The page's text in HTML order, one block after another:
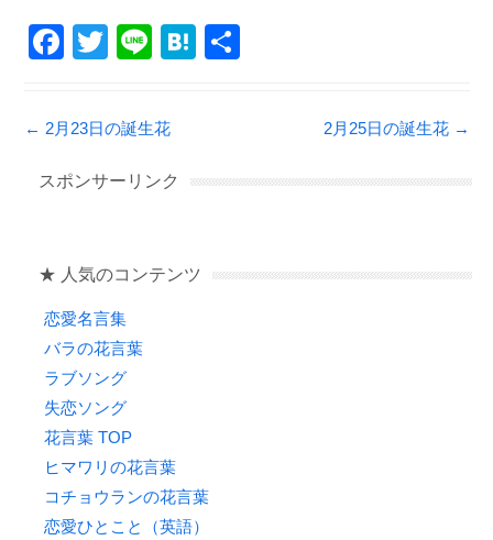
F
c
e
b
k
T
tt
er
Li
e
H
Post navigation
← 2月23日の誕生花 2月25日の誕生花 →
スポンサーリンク
★ 人気のコンテンツ
恋愛名言集
バラの花言葉
ラブソング
失恋ソング
花言葉 TOP
ヒマワリの花言葉
コチョウランの花言葉
恋愛ひとこと（英語）